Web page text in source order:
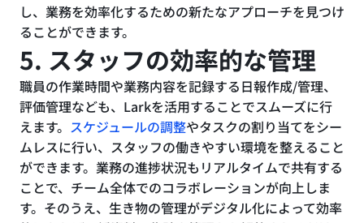
し、業務を効率化するための新たなアプローチを見つけ
ることができます。
5. スタッフの効率的な管理
職員の作業時間や業務内容を記録する日報作成/管理、
評価管理なども、Larkを活用することでスムーズに行
えます。 スケジュールの調整やタスクの割り当てをシー
ムレスに行い、スタッフの働きやすい環境を整えること
ができます。業務の進捗状況もリアルタイムで共有する
ことで、チーム全体でのコラボレーションが向上しま
す。そのうえ、生き物の管理がデジタル化によって効率